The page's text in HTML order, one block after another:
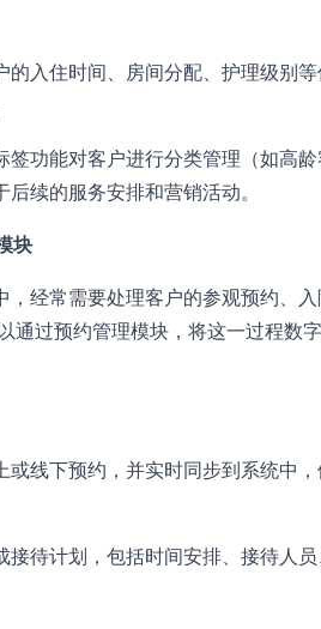
的入住时间、房间分配、护理级别
签功能对客户进行分类管理（如高
续的服务安排和营销活动。
块
，经常需要处理客户的参观预约、
通过预约管理模块，将这一过程数
或线下预约，并实时同步到系统中
接待计划，包括时间安排、接待人